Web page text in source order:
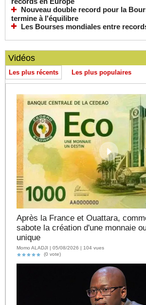
Nouveau double record pour la
termine à l'équilibre
Les Bourses mondiales entre
Vidéos
Les plus récents Les plus populaires
Après la France et Ouattara,
sabote la création d'une monnaie
unique
Momo ALADJI | 05/08/2026 | 104 vues
(0 vote)